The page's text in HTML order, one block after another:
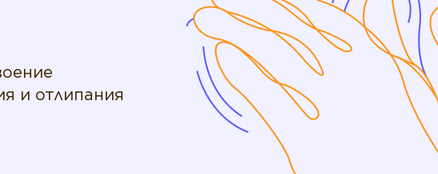
и отлипания